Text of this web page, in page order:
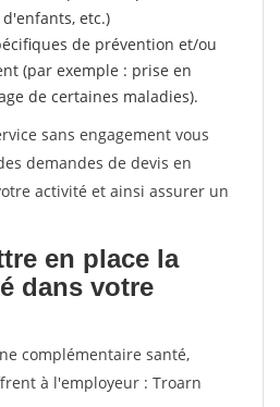
etc.)
de prévention et/ou
(par exemple : prise en
de certaines maladies).
sans engagement vous
demandes de devis en
activité et ainsi assurer un
en place la
dans votre
complémentaire santé,
à l'employeur : Troarn